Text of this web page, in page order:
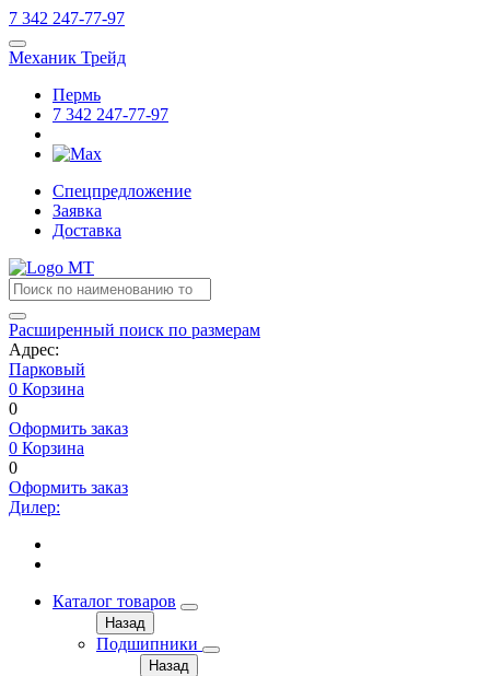
7 342 247-77-97
Механик Трейд
Пермь
7 342 247-77-97
Спецпредложение
Заявка
Доставка
Расширенный поиск по размерам
Адрес:
Парковый
0 Корзина
0
Оформить заказ
0 Корзина
0
Оформить заказ
Дилер:
Каталог товаров
Назад
Подшипники
Назад